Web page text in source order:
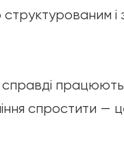
і
справді
спростити —